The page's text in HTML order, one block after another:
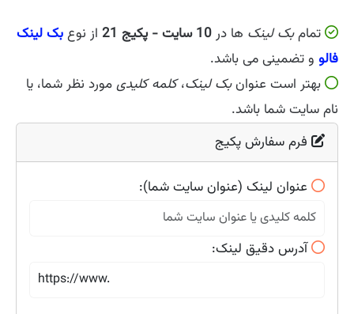
تمامبک لینک ها در 10 سایت - پکیج 21 از نوعبک لینک
فالو و تضمینی می باشد.
بهتر است عنوانبک لینک،کلمه کلیدیمورد نظر شما، یا
نام سایت شما باشد.
فرم سفارش پکیج
عنوان لینک (عنوان سایت شما):
آدرس دقیق لینک: